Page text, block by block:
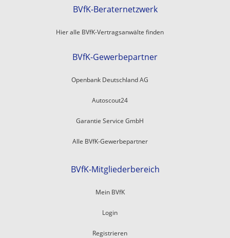
BVfK-Beraternetzwerk
Hier alle BVfK-Vertragsanwälte finden
BVfK-Gewerbepartner
Openbank Deutschland AG
Autoscout24
Garantie Service GmbH
Alle BVfK-Gewerbepartner
BVfK-Mitgliederbereich
Mein BVfK
Login
Registrieren